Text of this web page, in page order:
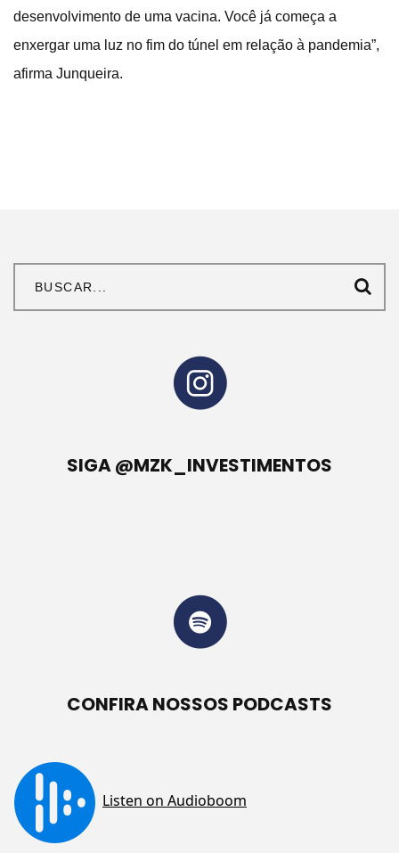
desenvolvimento de uma vacina. Você já começa a
enxergar uma luz no fim do túnel em relação à pandemia”,
afirma Junqueira.
SIGA @MZK_INVESTIMENTOS
CONFIRA NOSSOS PODCASTS